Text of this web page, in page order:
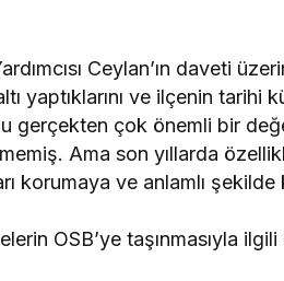
Ceylan’ın daveti
yaptıklarını ve ilçenin tarihi
gerçekten çok önemli bir
Ama son yıllarda
korumaya ve anlamlı
OSB’ye taşınmasıyla